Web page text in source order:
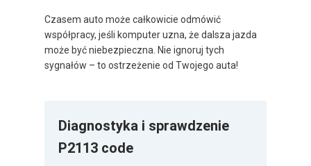
Czasem auto może całkowicie odmówić
współpracy, jeśli komputer uzna, że dalsza jazda
może być niebezpieczna. Nie ignoruj tych
sygnałów – to ostrzeżenie od Twojego auta!
Diagnostyka i sprawdzenie
P2113 code